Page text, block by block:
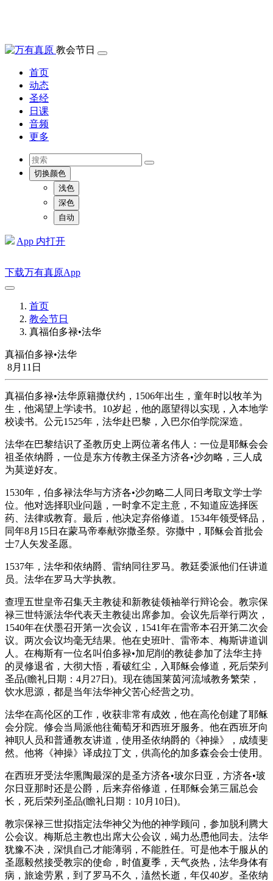
教会节日
首页
动态
圣经
日课
音频
更多
切换颜色
浅色
深色
自动
App 内打开
下载万有真原App
首页
教会节日
真福伯多禄•法华
真福伯多禄•法华
8月11日
真福伯多禄•法华原籍撒伏约，1506年出生，童年时以牧羊为
生，他渴望上学读书。10岁起，他的愿望得以实现，入本地学
校读书。公元1525年，法华赴巴黎，入巴尔伯学院深造。
法华在巴黎结识了圣教历史上两位著名伟人：一位是耶稣会会
祖圣依纳爵，一位是东方传教主保圣方济各•沙勿略，三人成
为莫逆好友。
1530年，伯多禄法华与方济各•沙勿略二人同日考取文学士学
位。他对选择职业问题，一时拿不定主意，不知道应选择医
药、法律或教育。最后，他决定弃俗修道。1534年领受铎品，
同年8月15日在蒙马帝奉献弥撒圣祭。弥撒中，耶稣会首批会
士7人矢发圣愿。
1537年，法华和依纳爵、雷纳同往罗马。教廷委派他们任讲道
员。法华在罗马大学执教。
查理五世皇帝召集天主教徒和新教徒领袖举行辩论会。教宗保
禄三世特派法华代表天主教徒出席参加。会议先后举行两次，
1540年在伏墨召开第一次会议，1541年在雷帝本召开第二次会
议。两次会议均毫无结果。他在史班叶、雷帝本、梅斯讲道训
人。在梅斯有一位名叫伯多禄•加尼削的教徒参加了法华主持
的灵修退省，大彻大悟，看破红尘，入耶稣会修道，死后荣列
圣品(瞻礼日期：4月27日)。现在德国莱茵河流域教务繁荣，
饮水思源，都是当年法华神父苦心经营之功。
法华在高伦区的工作，收获非常有成效，他在高伦创建了耶稣
会分院。修会当局派他往葡萄牙和西班牙服务。他在西班牙向
神职人员和普通教友讲道，使用圣依纳爵的《神操》，成绩斐
然。他将《神操》译成拉丁文，供高伦的加多森会会士使用。
在西班牙受法华熏陶最深的是圣方济各•玻尔日亚，方济各•玻
尔日亚那时还是公爵，后来弃俗修道，任耶稣会第三届总会
长，死后荣列圣品(瞻礼日期：10月10日)。
教宗保禄三世拟指定法华神父为他的神学顾问，参加脱利腾大
公会议。梅斯总主教也出席大公会议，竭力怂恿他同去。法华
犹豫不决，深惧自己才能薄弱，不能胜任。可是他本于服从的
圣愿毅然接受教宗的使命，时值夏季，天气炎热，法华身体有
病，旅途劳累，到了罗马不久，溘然长逝，年仅40岁。圣依纳